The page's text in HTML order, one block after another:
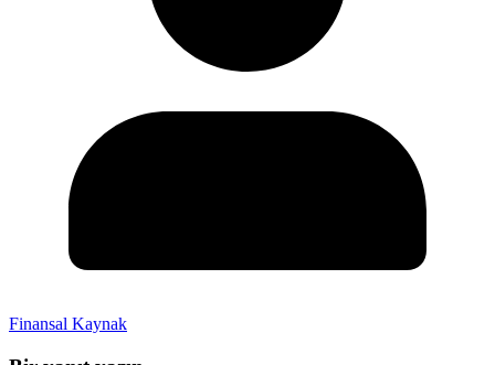
Finansal Kaynak